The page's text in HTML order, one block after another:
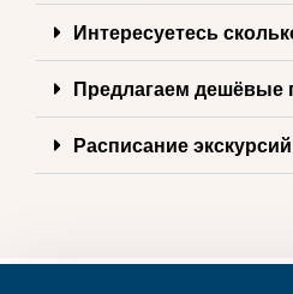
Интересуетесь
Предлагаем дешёвые
Расписание